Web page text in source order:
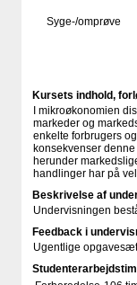
Syge-/omprøve
Kursets indhold,
I mikroøkonomien
markeder og
enkelte forbrugers
konsekvenser
herunder
handlinger har på
Beskrivelse af
Undervisningen
Feedback i
Ugentlige